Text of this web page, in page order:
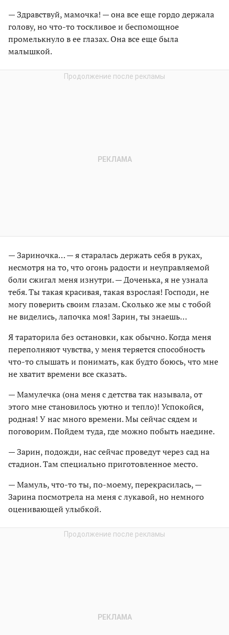
— Здравствуй, мамочка! — она все еще гордо держала
голову, но что-то тоскливое и беспомощное
промелькнуло в ее глазах. Она все еще была
малышкой.
— Зариночка… — я старалась держать себя в руках,
несмотря на то, что огонь радости и неуправляемой
боли сжигал меня изнутри. — Доченька, я не узнала
тебя. Ты такая красивая, такая взрослая! Господи, не
могу поверить своим глазам. Сколько же мы с тобой
не виделись, лапочка моя! Зарин, ты знаешь…
Я тараторила без остановки, как обычно. Когда меня
переполняют чувства, у меня теряется способность
что-то слышать и понимать, как будто боюсь, что мне
не хватит времени все сказать.
— Мамулечка (она меня с детства так называла, от
этого мне становилось уютно и тепло)! Успокойся,
родная! У нас много времени. Мы сейчас сядем и
поговорим. Пойдем туда, где можно побыть наедине.
— Зарин, подожди, нас сейчас проведут через сад на
стадион. Там специально приготовленное место.
— Мамуль, что-то ты, по-моему, перекрасилась, —
Зарина посмотрела на меня с лукавой, но немного
оценивающей улыбкой.